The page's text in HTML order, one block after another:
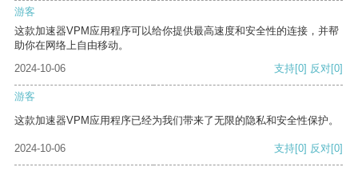
游客
这款加速器VPM应用程序可以给你提供最高速度和安全性的连接，并帮
助你在网络上自由移动。
2024-10-06
支持[0] 反对[0]
游客
这款加速器VPM应用程序已经为我们带来了无限的隐私和安全性保护。
2024-10-06 支持[0] 反对[0]